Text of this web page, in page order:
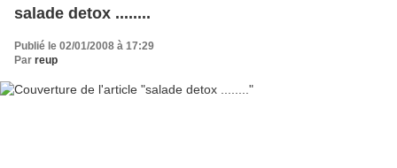
salade detox ........
Publié le 02/01/2008 à 17:29
Par reup